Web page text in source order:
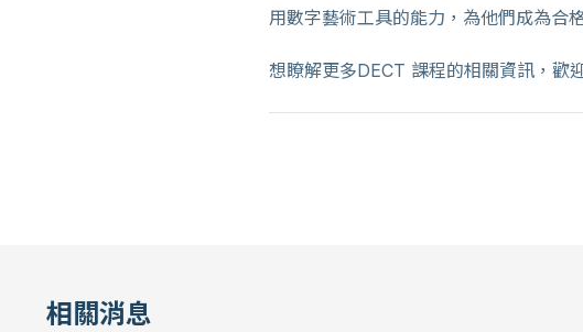
用數字藝術工具的能力，為他們成為合
想瞭解更多DECT 課程的相關資訊，歡
相關消息